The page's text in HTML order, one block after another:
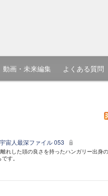
動画・未来編集 よくある質問
宙人最深ファイル 053
れした頭の良さを持ったハンガリー出身の
す。